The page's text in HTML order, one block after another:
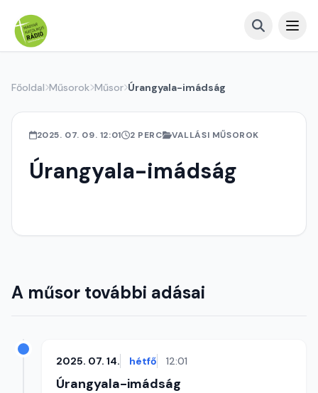
Főoldal Műsorok Műsor Úrangyala-imádság
2025. 07. 09. 12:01 2 PERC VALLÁSI MŰSOROK
Úrangyala-imádság
A műsor további adásai
2025. 07. 14. hétfő 12:01
Úrangyala-imádság